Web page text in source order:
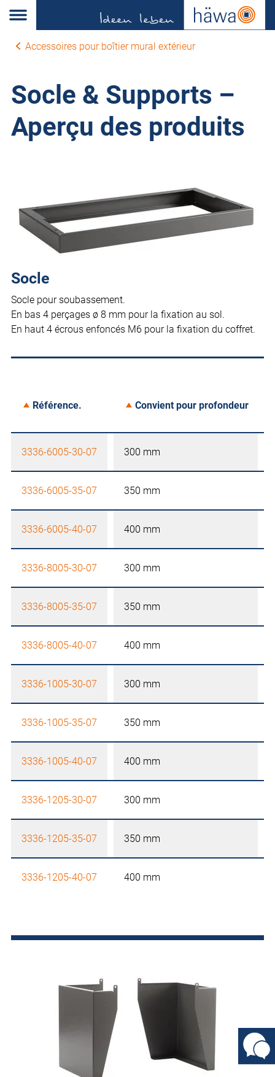
Accessoires pour boîtier mural extérieur
Socle & Supports –
Aperçu des produits
Socle
Socle pour soubassement.
En bas 4 perçages ø 8 mm pour la fixation au sol.
En haut 4 écrous enfoncés M6 pour la fixation du coffret.
Référence. Convient pour profondeur
3336-6005-30-07 300 mm
3336-6005-35-07 350 mm
3336-6005-40-07 400 mm
3336-8005-30-07 300 mm
3336-8005-35-07 350 mm
3336-8005-40-07 400 mm
3336-1005-30-07 300 mm
3336-1005-35-07 350 mm
3336-1005-40-07 400 mm
3336-1205-30-07 300 mm
3336-1205-35-07 350 mm
3336-1205-40-07 400 mm